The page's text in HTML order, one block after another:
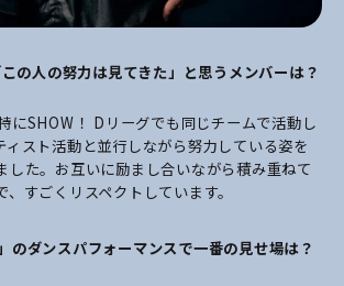
の人の努力は見てきた」と思うメンバーは？
SHOW！ Dリーグでも同じチームで活動し
ィスト活動と並行しながら努力している姿を
した。お互いに励まし合いながら積み重ねて
すごくリスペクトしています。
のダンスパフォーマンスで一番の見せ場は？